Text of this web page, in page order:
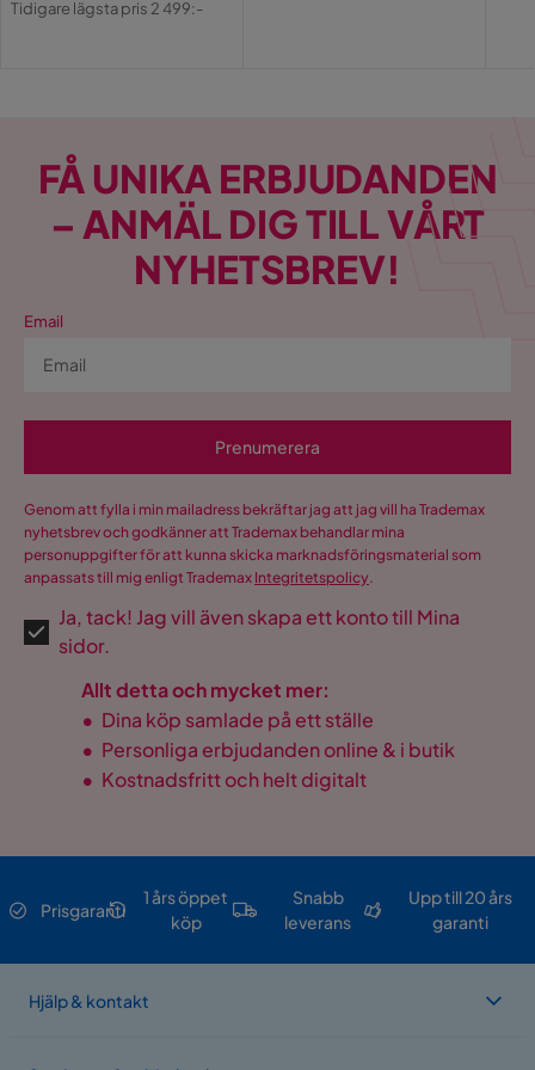
Tidigare lägsta pris 2 499:-
FÅ UNIKA ERBJUDANDEN
– ANMÄL DIG TILL VÅRT
NYHETSBREV!
Email
Prenumerera
Genom att fylla i min mailadress bekräftar jag att jag vill ha Trademax
nyhetsbrev och godkänner att Trademax behandlar mina
personuppgifter för att kunna skicka marknadsföringsmaterial som
anpassats till mig enligt Trademax Integritetspolicy.
Ja, tack! Jag vill även skapa ett konto till Mina
sidor.
Allt detta och mycket mer:
• Dina köp samlade på ett ställe
• Personliga erbjudanden online & i butik
• Kostnadsfritt och helt digitalt
Prisgaranti
1 års öppet
köp
Snabb
leverans
Upp till 20 års
garanti
Hjälp & kontakt